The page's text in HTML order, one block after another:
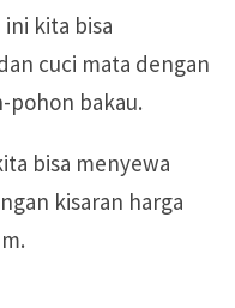
kita bisa
cuci mata dengan
pohon bakau.
bisa menyewa
kisaran harga